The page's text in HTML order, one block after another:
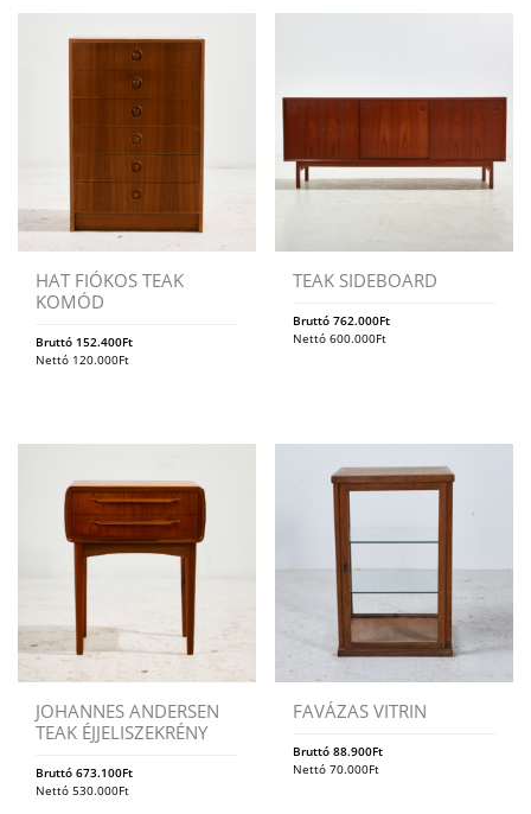
HAT FIÓKOS TEAK
KOMÓD
Bruttó 152.400Ft
Nettó 120.000Ft
TEAK SIDEBOARD
Bruttó762.000Ft
Nettó600.000Ft
JOHANNES ANDERSEN
TEAK ÉJJELISZEKRÉNY
Bruttó 673.100Ft
Nettó 530.000Ft
FAVÁZAS VITRIN
Bruttó88.900Ft
Nettó70.000Ft